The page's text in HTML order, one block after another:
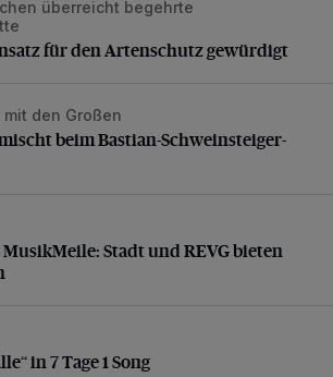
für den Artenschutz gewürdigt
überreicht begehrte
für den Artenschutz gewürdigt
beim Bastian-Schweinsteiger-
den Großen
beim Bastian-Schweinsteiger-
Stadt und REVG bieten
Stadt und REVG bieten
in 7 Tage 1 Song
in 7 Tage 1 Song